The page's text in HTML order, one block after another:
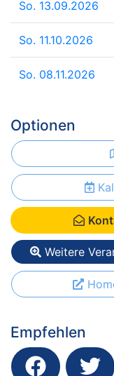
So. 13.09.2026
So. 11.10.2026
So. 08.11.2026
Optionen
Weitere
Empfehlen